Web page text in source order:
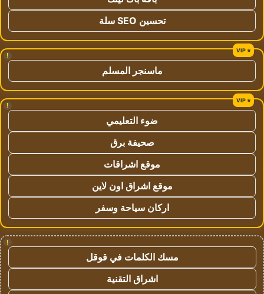
تحسين SEO سلة
!
ماسنجر المسلم
!
ضوء التعليمي
صحيفة برق
موقع اشراقات
موقع اشراق اون لاين
اركان سياحة وسفر
!
مسك الكلمات في قوقل
اشراق التقنية